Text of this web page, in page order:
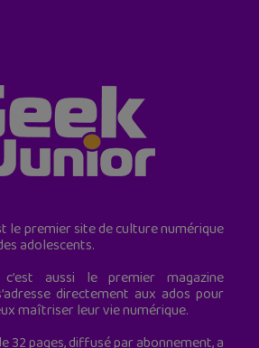
le premier site de culture numérique
adolescents.
c’est aussi le premier magazine
directement aux ados pour
maîtriser leur vie numérique.
32 pages, diffusé par abonnement, a